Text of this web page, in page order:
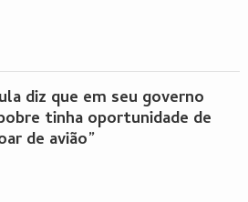
diz que em seu governo
tinha oportunidade de
de avião”